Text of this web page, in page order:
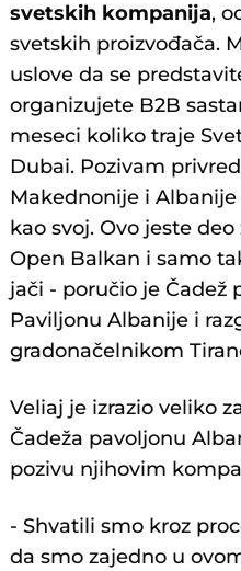
svetskih kompanija,
svetskih proizvođača.
uslove da se
organizujete B2B
meseci koliko traje
Dubai. Pozivam
Makednonije i
kao svoj. Ovo jeste
Open Balkan i samo
jači - poručio je Čadež
Paviljonu Albanije i
gradonačelnikom
Veliaj je izrazio veliko
Čadeža pavoljonu
pozivu njihovim
- Shvatili smo kroz
da smo zajedno u